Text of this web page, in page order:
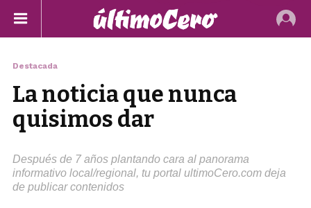
Destacada
La noticia que nunca
quisimos dar
Después de 7 años plantando cara al panorama
informativo local/regional, tu portal ultimoCero.com deja
de publicar contenidos